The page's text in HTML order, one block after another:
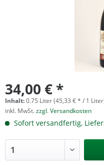
34,00 € *
Inhalt:0.75 Liter (45,33 € * / 1
inkl. MwSt.zzgl. Versandkosten
Sofort versandfertig,